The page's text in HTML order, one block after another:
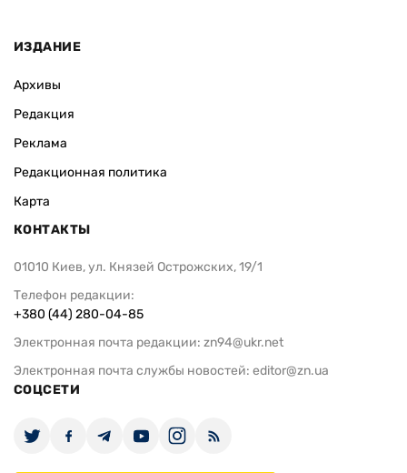
ИЗДАНИЕ
Архивы
Редакция
Реклама
Редакционная политика
Карта
КОНТАКТЫ
01010 Киев, ул. Князей Острожских, 19/1
Телефон редакции:
+380 (44) 280-04-85
Электронная почта редакции: zn94@ukr.net
Электронная почта службы новостей: editor@zn.ua
СОЦСЕТИ